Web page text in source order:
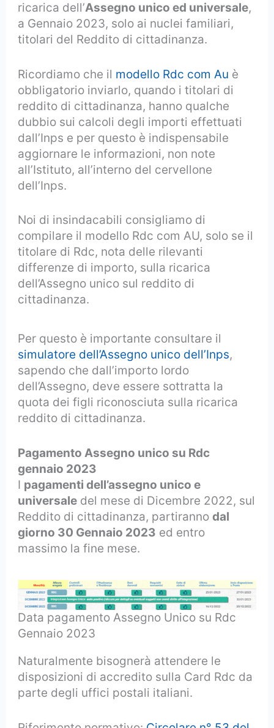
ricarica dell’Assegno unico ed universale,
a Gennaio 2023, solo ai nuclei familiari,
titolari del Reddito di cittadinanza.
Ricordiamo che il modello Rdc com Au è
obbligatorio inviarlo, quando i titolari di
reddito di cittadinanza, hanno qualche
dubbio sui calcoli degli importi effettuati
dall’Inps e per questo è indispensabile
aggiornare le informazioni, non note
all’Istituto, all’interno del cervellone
dell’Inps.
Noi di insindacabili consigliamo di
compilare il modello Rdc com AU, solo se il
titolare di Rdc, nota delle rilevanti
differenze di importo, sulla ricarica
dell’Assegno unico sul reddito di
cittadinanza.
Per questo è importante consultare il
simulatore dell’Assegno unico dell’Inps,
sapendo che dall’importo lordo
dell’Assegno, deve essere sottratta la
quota dei figli riconosciuta sulla ricarica
reddito di cittadinanza.
Pagamento Assegno unico su Rdc
gennaio 2023
I pagamenti dell’assegno unico e
universale del mese di Dicembre 2022, sul
Reddito di cittadinanza, partirannodal
giorno 30 Gennaio 2023 ed entro
massimo la fine mese.
Data pagamento Assegno Unico su Rdc
Gennaio 2023
Naturalmente bisognerà attendere le
disposizioni di accredito sulla Card Rdc da
parte degli uffici postali italiani.